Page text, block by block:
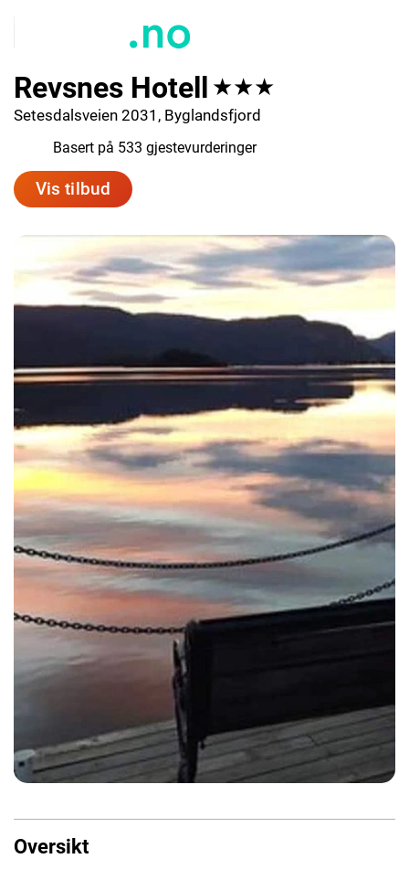
Revsnes Hotell ★★★
Setesdalsveien 2031, Byglandsfjord
Basert på 533 gjestevurderinger
Vis tilbud
Oversikt